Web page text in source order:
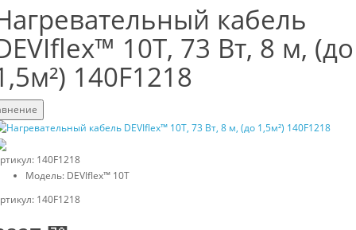
кабель
10T, 73 Вт, 8 м, (до
140F1218
140F1218
Модель: DEVIflex™ 10T
140F1218